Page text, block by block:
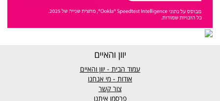
יוון והאיים
עמוד הבית - יוון והאיים
אודות - מי אנחנו
צור קשר
פרסמו איתנו